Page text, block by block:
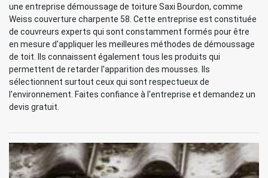
une entreprise démoussage de toiture Saxi Bourdon, comme
Weiss couverture charpente 58. Cette entreprise est constituée
de couvreurs experts qui sont constamment formés pour être
en mesure d'appliquer les meilleures méthodes de démoussage
de toit. Ils connaissent également tous les produits qui
permettent de retarder l'apparition des mousses. Ils
sélectionnent surtout ceux qui sont respectueux de
l'environnement. Faites confiance à l'entreprise et demandez un
devis gratuit.